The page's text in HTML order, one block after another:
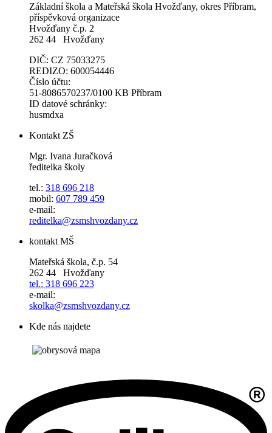
Základní škola a Mateřská škola Hvožďany, okres Příbram,
příspěvková organizace
Hvožďany č.p. 2
262 44 Hvožďany
DIČ: CZ 75033275
REDIZO: 600054446
Číslo účtu:
51-8086570237/0100 KB Příbram
ID datové schránky:
husmdxa
Kontakt ZŠ
Mgr. Ivana Juračková
ředitelka školy
tel.: 318 696 218
mobil: 607 789 459
e-mail:
reditelka@zsmshvozdany.cz
kontakt MŠ
Mateřská škola, č.p. 54
262 44 Hvožďany
tel.: 318 696 223
e-mail:
skolka@zsmshvozdany.cz
Kde nás najdete